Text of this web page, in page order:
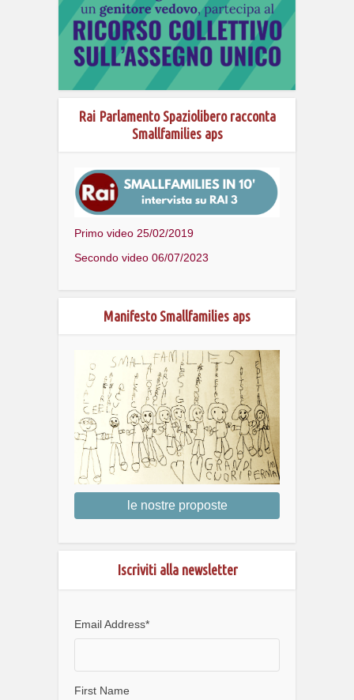
Rai Parlamento Spaziolibero racconta
Smallfamilies aps
Primo video 25/02/2019
Secondo video 06/07/2023
Manifesto Smallfamilies aps
le nostre proposte
Iscriviti alla newsletter
Email Address*
First Name